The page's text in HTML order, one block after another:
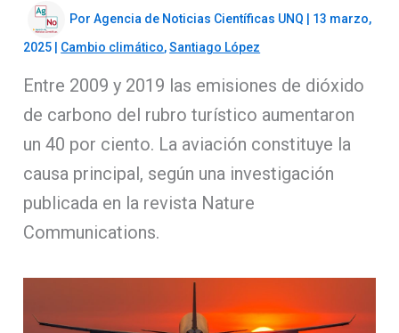
PorAgencia de Noticias Científicas UNQ 13 marzo,
2025 Cambio climático,Santiago López
Entre 2009 y 2019 las emisiones de dióxido
de carbono del rubro turístico aumentaron
un 40 por ciento. La aviación constituye la
causa principal, según una investigación
publicada en la revista Nature
Communications.